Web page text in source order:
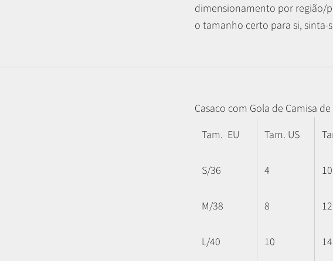
dimensionamento por região/
o tamanho certo para si,
Casaco com Gola de Camisa
Tam. EU
Tam. US
S/36 4 10
M/38 8 12
L/40 10 14